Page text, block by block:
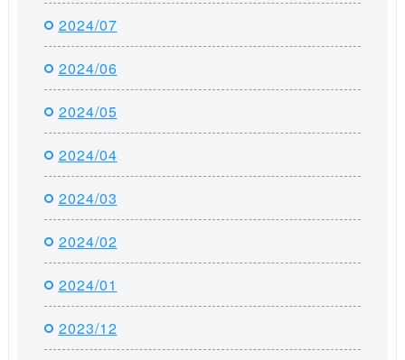
2024/07
2024/06
2024/05
2024/04
2024/03
2024/02
2024/01
2023/12